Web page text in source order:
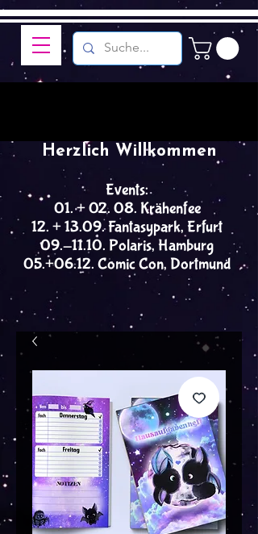
Events:
01. + 02. 08. Krähenfee
12. + 13.09. Fantasypark, Erfurt
09.-11.10. Polaris, Hamburg
05.+06.12. Comic Con, Dortmund
Herzlich Willkommen